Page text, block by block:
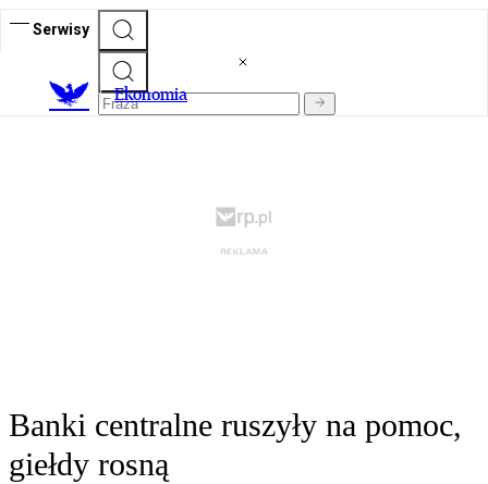
Serwisy
Ekonomia
Banki centralne ruszyły na pomoc,
giełdy rosną